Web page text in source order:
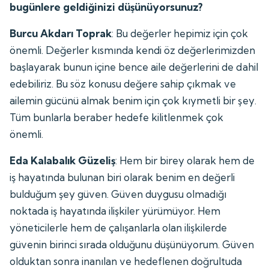
bugünlere geldiğinizi düşünüyorsunuz?
Burcu Akdarı Toprak: Bu değerler hepimiz için çok
önemli. Değerler kısmında kendi öz değerlerimizden
başlayarak bunun içine bence aile değerlerini de dahil
edebiliriz. Bu söz konusu değere sahip çıkmak ve
ailemin gücünü almak benim için çok kıymetli bir şey.
Tüm bunlarla beraber hedefe kilitlenmek çok
önemli.
Eda Kalabalık Güzeliş: Hem bir birey olarak hem de
iş hayatında bulunan biri olarak benim en değerli
bulduğum şey güven. Güven duygusu olmadığı
noktada iş hayatında ilişkiler yürümüyor. Hem
yöneticilerle hem de çalışanlarla olan ilişkilerde
güvenin birinci sırada olduğunu düşünüyorum. Güven
olduktan sonra inanılan ve hedeflenen doğrultuda